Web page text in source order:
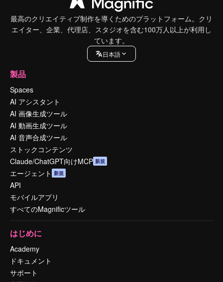
最高のクリエイティブ制作を導くためのプラットフォーム。クリ
エイター、企業、代理店、スタジオを含む100万人以上が利用し
ています。
日本語
製品
Spaces
AI アシスタント
AI 画像生成ツール
AI 動画生成ツール
AI 音声合成ツール
ストックコンテンツ
Claude/ChatGPT向けMCP 新規
エージェント 新規
API
モバイルアプリ
すべてのMagnificツール
はじめに
Academy
ドキュメント
サポート